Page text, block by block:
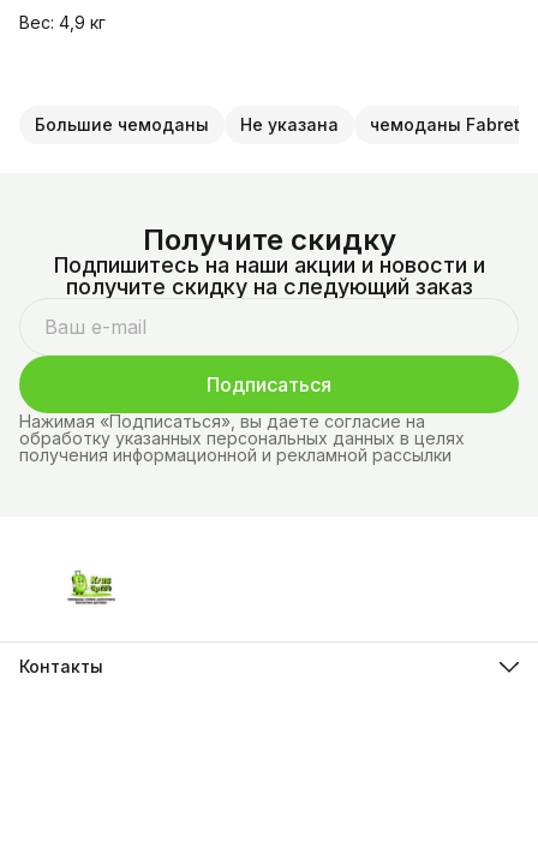
Вес: 4,9 кг
Большие чемоданы Не указана чемоданы Fabretti
Получите скидку
Подпишитесь на наши акции и новости и
получите скидку на следующий заказ
Подписаться
Нажимая «Подписаться», вы даете согласие на
обработку указанных персональных данных в целях
получения информационной и рекламной рассылки
Контакты